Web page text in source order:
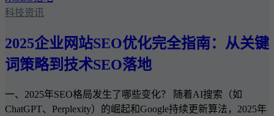
科技资讯
2025企业网站SEO优化完全指南：从关键
词策略到技术SEO落地
一、2025年SEO格局发生了哪些变化？ 随着AI搜索（如
ChatGPT、Perplexity）的崛起和Google持续更新算法，2025年